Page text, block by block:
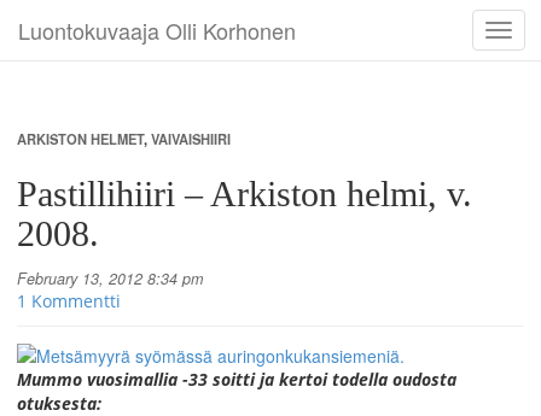
Luontokuvaaja Olli Korhonen
ARKISTON HELMET,VAIVAISHIIRI
Pastillihiiri – Arkiston helmi, v.
2008.
February 13, 2012 8:34 pm
1 Kommentti
Mummo vuosimallia -33 soitti ja kertoi todella oudosta
otuksesta: